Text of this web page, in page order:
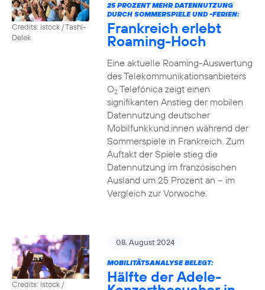
Credits: istock / Tashi-
Delek
25 PROZENT MEHR DATENNUTZUNG
DURCH SOMMERSPIELE UND -FERIEN:
Frankreich erlebt
Roaming-Hoch
Eine aktuelle Roaming-Auswertung
des Telekommunikationsanbieters
O2Telefónica zeigt einen
signifikanten Anstieg der mobilen
Datennutzung deutscher
Mobilfunkkund:innen während der
Sommerspiele in Frankreich. Zum
Auftakt der Spiele stieg die
Datennutzung im französischen
Ausland um 25 Prozent an – im
Vergleich zur Vorwoche.
Credits: istock /
08. August 2024
MOBILITÄTSANALYSE BELEGT:
Hälfte der Adele-